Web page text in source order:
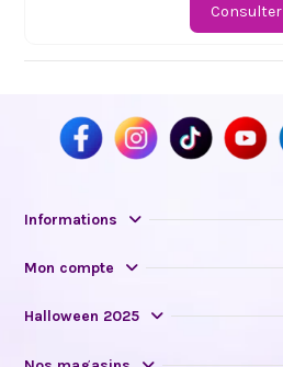
Consulter
Informations
Mon compte
Halloween 2025